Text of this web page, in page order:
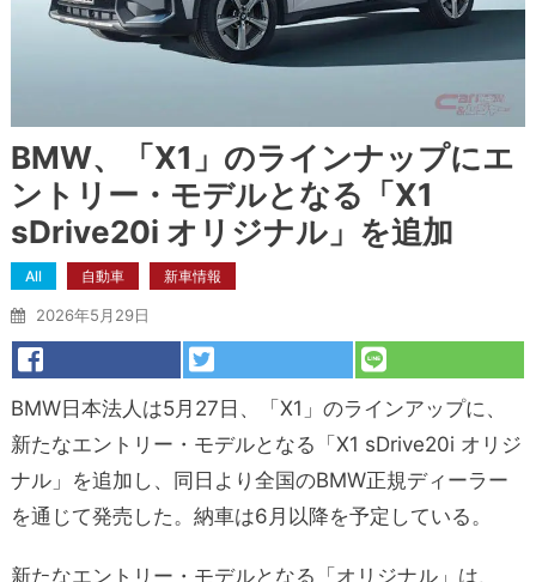
BMW、「X1」のラインナップにエ
ントリー・モデルとなる「X1
sDrive20i オリジナル」を追加
All 自動車 新車情報
2026年5月29日
BMW日本法人は5月27日、「X1」のラインアップに、
新たなエントリー・モデルとなる「X1 sDrive20i オリジ
ナル」を追加し、同日より全国のBMW正規ディーラー
を通じて発売した。納車は6月以降を予定している。
新たなエントリー・モデルとなる「オリジナル」は、